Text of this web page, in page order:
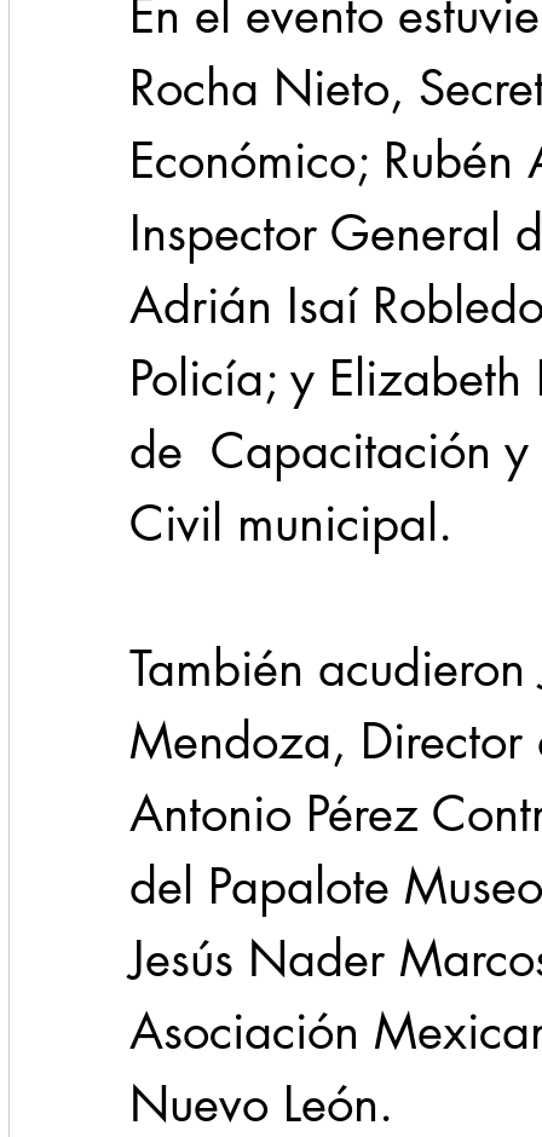
En el evento
Rocha Nieto,
Económico;
Inspector General
Adrián Isaí
Policía; y
de  Capacitación
Civil municipal.
También
Mendoza, Director
Antonio Pérez
del Papalote
Jesús Nader
Asociación
Nuevo León.